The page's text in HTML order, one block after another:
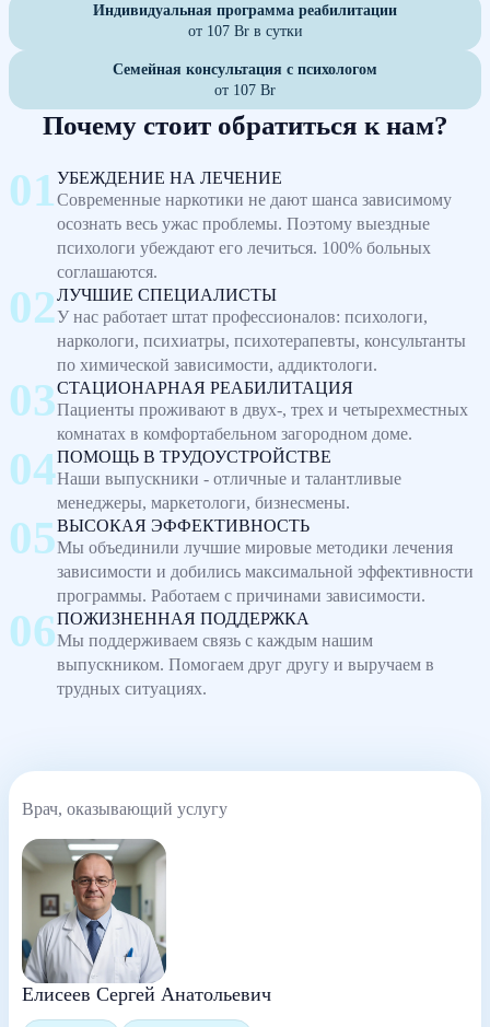
Индивидуальная программа реабилитации
от 107 Br в сутки
Семейная консультация с психологом
от 107 Br
Почему стоит обратиться к нам?
УБЕЖДЕНИЕ НА ЛЕЧЕНИЕ
Современные наркотики не дают шанса зависимому
осознать весь ужас проблемы. Поэтому выездные
психологи убеждают его лечиться. 100% больных
соглашаются.
ЛУЧШИЕ СПЕЦИАЛИСТЫ
У нас работает штат профессионалов: психологи,
наркологи, психиатры, психотерапевты, консультанты
по химической зависимости, аддиктологи.
СТАЦИОНАРНАЯ РЕАБИЛИТАЦИЯ
Пациенты проживают в двух-, трех и четырехместных
комнатах в комфортабельном загородном доме.
ПОМОЩЬ В ТРУДОУСТРОЙСТВЕ
Наши выпускники - отличные и талантливые
менеджеры, маркетологи, бизнесмены.
ВЫСОКАЯ ЭФФЕКТИВНОСТЬ
Мы объединили лучшие мировые методики лечения
зависимости и добились максимальной эффективности
программы. Работаем с причинами зависимости.
ПОЖИЗНЕННАЯ ПОДДЕРЖКА
Мы поддерживаем связь с каждым нашим
выпускником. Помогаем друг другу и выручаем в
трудных ситуациях.
Врач, оказывающий услугу
Елисеев Сергей Анатольевич